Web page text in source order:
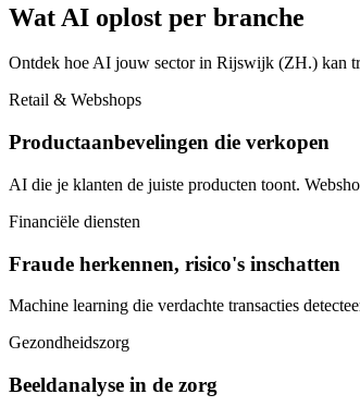
Wat AI oplost per branche
Ontdek hoe AI jouw sector in Rijswijk (ZH.) kan
Retail & Webshops
Productaanbevelingen die verkopen
AI die je klanten de juiste producten toont.
Financiële diensten
Fraude herkennen, risico's inschatten
Machine learning die verdachte transacties
Gezondheidszorg
Beeldanalyse in de zorg